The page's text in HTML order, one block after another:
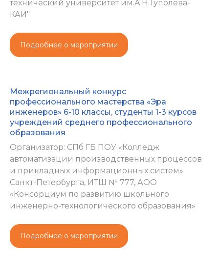
технический университет им.А.Н.Туполева-
КАИ"
Подробнее о мероприятии
Межрегиональный конкурс
профессионального мастерства «Эра
инженеров» 6-10 классы, студенты 1-3 курсов
учреждений среднего профессионального
образования
Организатор: СПб ГБ ПОУ «Колледж
автоматизации производственных процессов
и прикладных информационных систем»
Санкт-Петербурга, ИТШ № 777, АОО
«Консорциум по развитию школьного
инженерно-технологического образования»
Подробнее о мероприятии